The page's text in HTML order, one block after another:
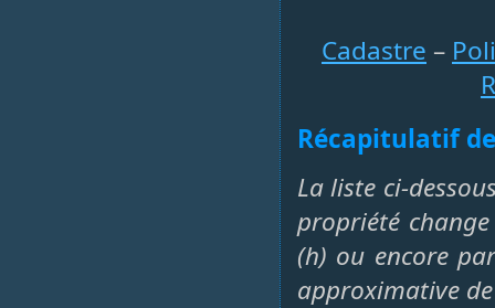
Cadastre –
Récapitulatif
La liste ci-
propriété
(h) ou encore
approximative